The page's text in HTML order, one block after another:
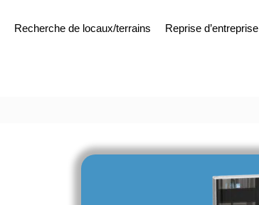
Recherche de locaux/terrains Reprise d’entreprise